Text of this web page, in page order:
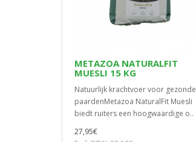
METAZOA NATURALFIT
MUESLI 15 KG
Natuurlijk krachtvoer voor gezonde
paardenMetazoa NaturalFit Muesli
biedt ruiters een hoogwaardige o..
27,95€